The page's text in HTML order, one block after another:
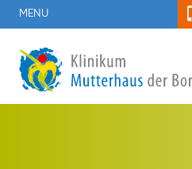
MENU